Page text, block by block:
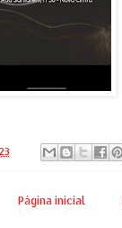
Página inicial